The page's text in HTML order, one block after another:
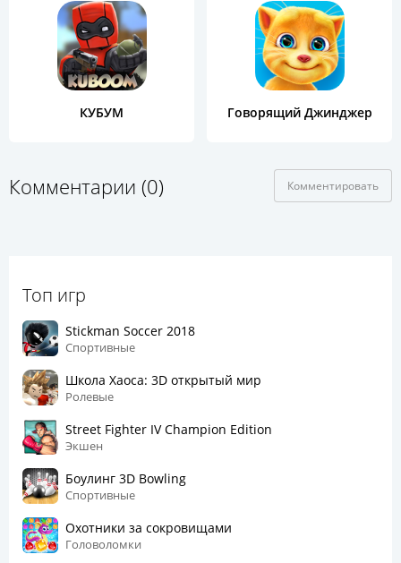
КУБУМ Говорящий Джинджер
Комментарии (0) Комментировать
Топ игр
Stickman Soccer 2018
Спортивные
Школа Хаоса: 3D открытый мир
Ролевые
Street Fighter IV Champion Edition
Экшен
Боулинг 3D Bowling
Спортивные
Охотники за сокровищами
Головоломки